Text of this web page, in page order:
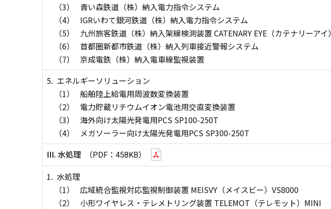
（3）
青い森鉄道（株）納入電力指令システム
（4）
IGRいわて銀河鉄道（株）納入電力指令システム
（5）
九州旅客鉄道（株）納入架線検測装置 CATENARY EYE（カテナリーアイ）
（6）
首都圏新都市鉄道（株）納入列車接近警報システム
（7）
京成電鉄（株）納入電車線監視装置
5. エネルギーソリューション
（1）
船舶陸上給電用周波数変換装置
（2）
電力貯蔵リチウムイオン電池用交直変換装置
（3）
海外向け太陽光発電用PCS SP100-250T
（4）
メガソーラー向け太陽光発電用PCS SP300-250T
III. 水処理 （PDF：458KB）
1. 水処理
（1）
広域統合監視対応監視制御装置 MEISVY（メイスビー）VS8000
（2）
小形ワイヤレス・テレメトリング装置 TELEMOT（テレモット）MINI